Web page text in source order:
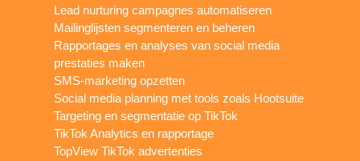
Lead nurturing campagnes automatiseren
Mailinglijsten segmenteren en beheren
Rapportages en analyses van social media
prestaties maken
SMS-marketing opzetten
Social media planning met tools zoals Hootsuite
Targeting en segmentatie op TikTok
TikTok Analytics en rapportage
TopView TikTok advertenties